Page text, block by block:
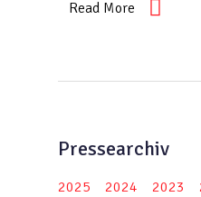
Read More
Pressearchiv
2025 2024 2023